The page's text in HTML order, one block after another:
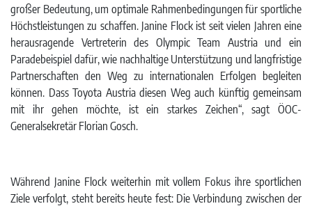
großer Bedeutung, um optimale Rahmenbedingungen für sportliche
Höchstleistungen zu schaffen. Janine Flock ist seit vielen Jahren eine
herausragende Vertreterin des Olympic Team Austria und ein
Paradebeispiel dafür, wie nachhaltige Unterstützung und langfristige
Partnerschaften den Weg zu internationalen Erfolgen begleiten
können. Dass Toyota Austria diesen Weg auch künftig gemeinsam
mit ihr gehen möchte, ist ein starkes Zeichen“, sagt ÖOC-
Generalsekretär Florian Gosch.
Während Janine Flock weiterhin mit vollem Fokus ihre sportlichen
Ziele verfolgt, steht bereits heute fest: Die Verbindung zwischen der